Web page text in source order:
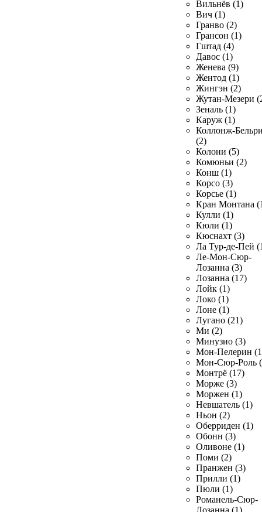
Вильнёв (1)
Вич (1)
Гранво (2)
Грансон (1)
Гштад (4)
Давос (1)
Женева (9)
Жентод (1)
Жингэн (2)
Жутан-Мезери
Зеналь (1)
Каруж (1)
Коллонж-
(2)
Колони (5)
Комюньи (2)
Конш (1)
Корсо (3)
Корсье (1)
Кран Монтана
Кулли (1)
Кюли (1)
Кюснахт (3)
Ла Тур-де-Пей
Ле-Мон-Сюр-
Лозанна (3)
Лозанна (17)
Лойк (1)
Локо (1)
Лоне (1)
Лугано (21)
Ми (2)
Минузио (3)
Мон-Пелерин
Мон-Сюр-Роль
Монтрё (17)
Морже (3)
Моржен (1)
Невшатель (1)
Ньон (2)
Оберриден (1)
Обонн (3)
Оливоне (1)
Поми (2)
Пранжен (3)
Прилли (1)
Пюли (1)
Романель-Сюр-
Лозанна (1)